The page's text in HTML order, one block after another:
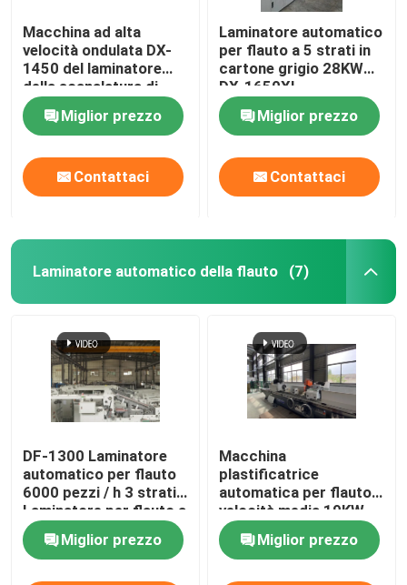
Macchina ad alta
velocità ondulata DX-
1450 del laminatore
della scanalatura di
1450mm*1450mm
Miglior prezzo
Contattaci
Laminatore automatico
per flauto a 5 strati in
cartone grigio 28KW
DX-1650XL
Miglior prezzo
Contattaci
Laminatore automatico della flauto (7)
DF-1300 Laminatore
automatico per flauto
6000 pezzi / h 3 strati
Laminatore per flauto a
5 strati
Miglior prezzo
Macchina
plastificatrice
automatica per flauto a
velocità media 19KW
DF-1650L
Miglior prezzo